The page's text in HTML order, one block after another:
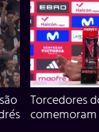
Torcedores
comemoram